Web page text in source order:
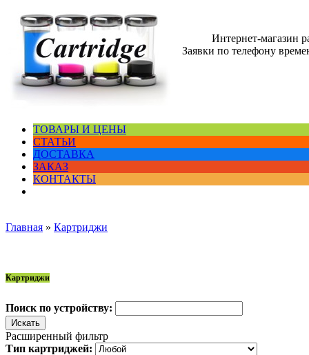
Интернет-магазин
Заявки по телефону
ТОВАРЫ И ЦЕНЫ
СТАТЬИ
ДОСТАВКА
ЗАКАЗ
КОНТАКТЫ
Главная » Картриджи
Картриджи
Поиск по устройству:
Расширенный фильтр
Тип картриджей: